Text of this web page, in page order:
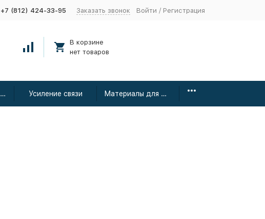
+7 (812) 424-33-95 Заказать звонок Войти / Регистрация
В корзине
нет товаров
Комплектующие для усиления Усиление связи Материалы для монтажа